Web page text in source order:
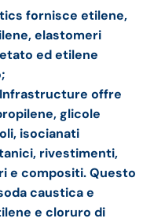
fornisce etilene,
elastomeri
ed etilene
offre
glicole
isocianati
rivestimenti,
e compositi. Questo
caustica e
e cloruro di